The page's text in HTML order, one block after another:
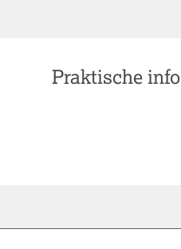
Praktische info